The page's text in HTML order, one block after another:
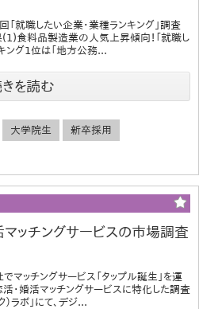
「就職したい企業・業種ランキング」調査
(1)食料品製造業の人気上昇傾向！「就職し
ング1位は「地方公務...
を読む
大学院生 新卒採用
マッチングサービスの市場調査
マッチングサービス「タップル誕生」を運
活・婚活マッチングサービスに特化した調査
ラボ」にて、デジ...